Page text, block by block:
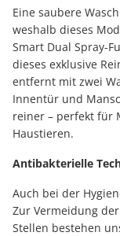
Eine saubere
weshalb dieses
Smart Dual Spray-
dieses exklusive
entfernt mit zwei
Innentür und
reiner – perfekt für
Haustieren.
Antibakterielle
Auch bei der
Zur Vermeidung
Stellen bestehen